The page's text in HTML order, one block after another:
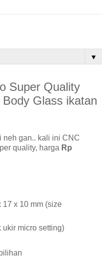
▼
Super Quality
Glass ikatan
neh gan.. kali ini CNC
quality, harga Rp
x 10 mm (size
ukir micro setting)